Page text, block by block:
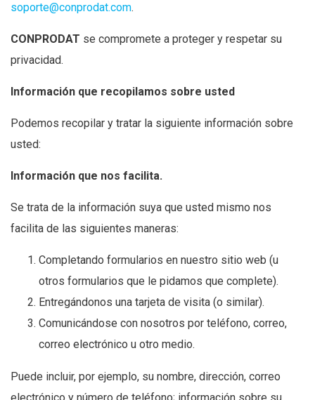
soporte@conprodat.com.
CONPRODAT se compromete a proteger y respetar su
privacidad.
Información que recopilamos sobre usted
Podemos recopilar y tratar la siguiente información sobre
usted:
Información que nos facilita.
Se trata de la información suya que usted mismo nos
facilita de las siguientes maneras:
Completando formularios en nuestro sitio web (u
otros formularios que le pidamos que complete).
Entregándonos una tarjeta de visita (o similar).
Comunicándose con nosotros por teléfono, correo,
correo electrónico u otro medio.
Puede incluir, por ejemplo, su nombre, dirección, correo